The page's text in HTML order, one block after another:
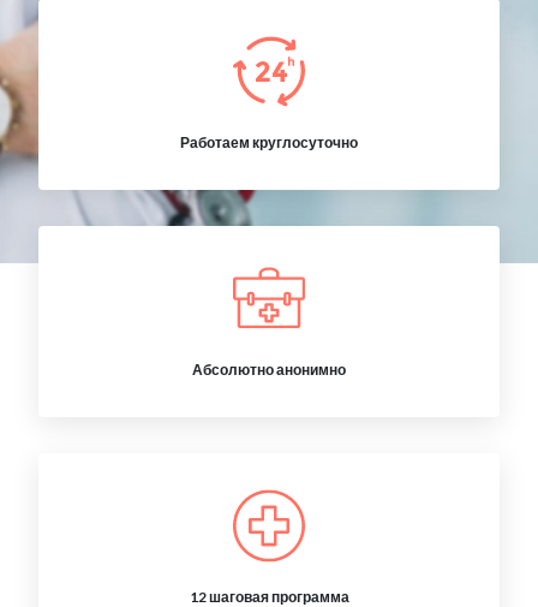
Работаем круглосуточно
Абсолютно анонимно
12 шаговая программа